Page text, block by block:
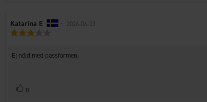
Recensionsförfattare:
Katarina E • Recensionsdatum:
2026-06-03
5
Recensionstext:
Ej nöjd med passformen.
Rösta
0